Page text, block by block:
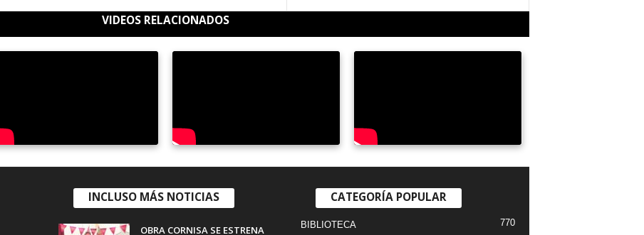
VIDEOS RELACIONADOS
INCLUSO MÁS NOTICIAS
OBRA CORNISA SE ESTRENA
CATEGORÍA POPULAR
BIBLIOTECA 770